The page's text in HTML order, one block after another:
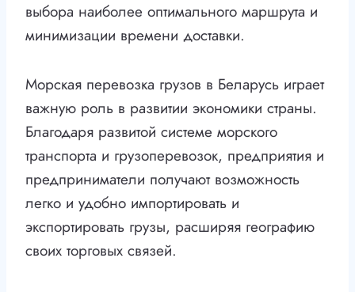
выбора наиболее оптимального маршрута и
минимизации времени доставки.
Морская перевозка грузов в Беларусь играет
важную роль в развитии экономики страны.
Благодаря развитой системе морского
транспорта и грузоперевозок, предприятия и
предприниматели получают возможность
легко и удобно импортировать и
экспортировать грузы, расширяя географию
своих торговых связей.